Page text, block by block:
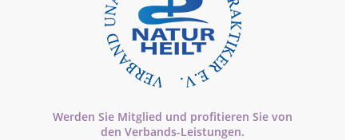
Werden Sie Mitglied und profitieren Sie von
den Verbands-Leistungen.